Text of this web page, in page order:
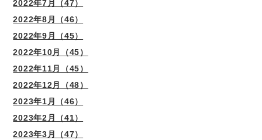
2022年7月（47）
2022年8月（46）
2022年9月（45）
2022年10月（45）
2022年11月（45）
2022年12月（48）
2023年1月（46）
2023年2月（41）
2023年3月（47）